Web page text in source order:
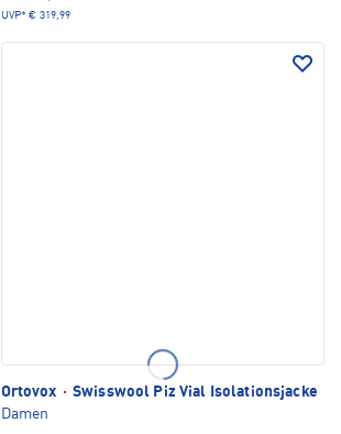
UVP* € 319,99
Ortovox · Swisswool Piz Vial Isolationsjacke
Damen